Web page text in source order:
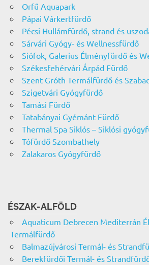
Orfű Aquapark
Pápai Várkertfürdő
Pécsi Hullámfürdő, strand és
Sárvári Gyógy- és Wellnessfürdő
Siófok, Galerius Élményfürdő és
Székesfehérvári Árpád Fürdő
Szent Gróth Termálfürdő és
Szigetvári Gyógyfürdő
Tamási Fürdő
Tatabányai Gyémánt Fürdő
Thermal Spa Siklós – Siklósi
Tófürdő Szombathely
Zalakaros Gyógyfürdő
ÉSZAK-ALFÖLD
Aquaticum Debrecen Mediterrán
Termálfürdő
Balmazújvárosi Termál- és
Berekfürdői Termál- és